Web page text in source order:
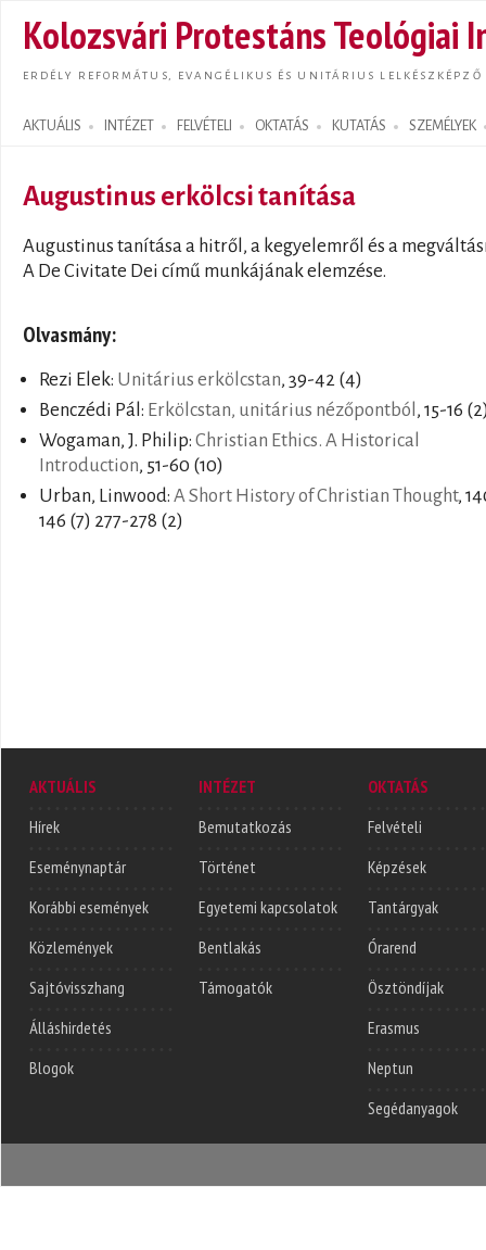
Kolozsvári Protestáns Teológiai
ERDÉLY REFORMÁTUS, EVANGÉLIKUS ÉS UNITÁRIUS LELKÉSZKÉPZŐ
AKTUÁLIS INTÉZET FELVÉTELI OKTATÁS KUTATÁS SZEMÉLYEK
Search form
Augustinus erkölcsi tanítása
Augustinus tanítása a hitről, a kegyelemről és a
A De Civitate Dei című munkájának elemzése.
Olvasmány:
Rezi Elek: Unitárius erkölcstan, 39-42 (4)
Benczédi Pál: Erkölcstan, unitárius nézőpontból , 15-16
Wogaman, J. Philip: Christian Ethics. A Historical
Introduction, 51-60 (10)
Urban, Linwood: A Short History of Christian Thought,
146 (7) 277-278 (2)
AKTUÁLIS
Hírek
Eseménynaptár
Korábbi események
Közlemények
Sajtóvisszhang
Álláshirdetés
Blogok
INTÉZET
Bemutatkozás
Történet
Egyetemi kapcsolatok
Bentlakás
Támogatók
OKTATÁS
Felvételi
Képzések
Tantárgyak
Órarend
Ösztöndíjak
Erasmus
Neptun
Segédanyagok